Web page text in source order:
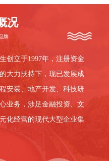
况
牌
创立于1997年，注册资金
大力扶持下，现已发展成
安装、地产开发、科技研
业务，涉足金融投资、文
化经营的现代大型企业集